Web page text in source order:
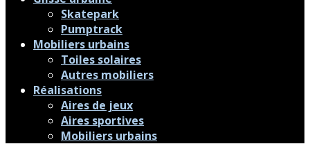
Skatepark
Pumptrack
Mobiliers urbains
Toiles solaires
Autres mobiliers
Réalisations
Aires de jeux
Aires sportives
Mobiliers urbains